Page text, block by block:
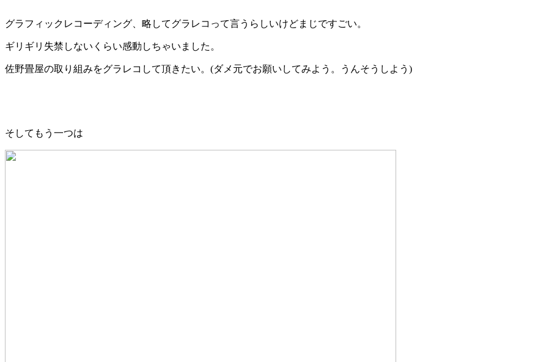
グラフィックレコーディング、略してグラレコって言うらしいけどまじですごい。
ギリギリ失禁しないくらい感動しちゃいました。
佐野畳屋の取り組みをグラレコして頂きたい。(ダメ元でお願いしてみよう。うんそうしよう)
そしてもう一つは